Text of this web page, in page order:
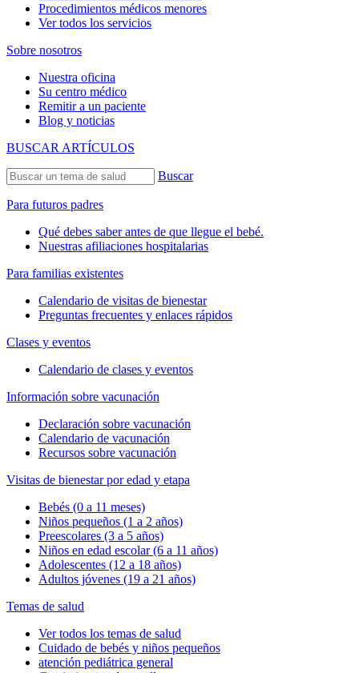
Procedimientos médicos menores
Ver todos los servicios
Sobre nosotros
Nuestra oficina
Su centro médico
Remitir a un paciente
Blog y noticias
BUSCAR ARTÍCULOS
Buscar
Para futuros padres
Qué debes saber antes de que llegue el bebé.
Nuestras afiliaciones hospitalarias
Para familias existentes
Calendario de visitas de bienestar
Preguntas frecuentes y enlaces rápidos
Clases y eventos
Calendario de clases y eventos
Información sobre vacunación
Declaración sobre vacunación
Calendario de vacunación
Recursos sobre vacunación
Visitas de bienestar por edad y etapa
Bebés (0 a 11 meses)
Niños pequeños (1 a 2 años)
Preescolares (3 a 5 años)
Niños en edad escolar (6 a 11 años)
Adolescentes (12 a 18 años)
Adultos jóvenes (19 a 21 años)
Temas de salud
Ver todos los temas de salud
Cuidado de bebés y niños pequeños
atención pediátrica general